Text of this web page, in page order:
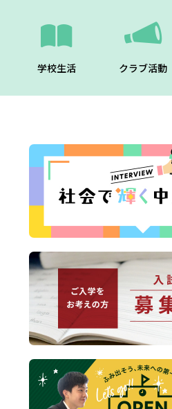
学校生活 クラブ活動